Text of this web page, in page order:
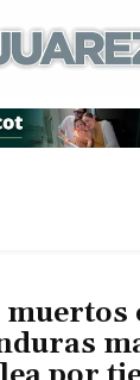
muertos